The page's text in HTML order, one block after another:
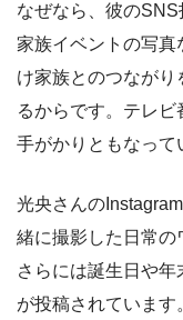
なぜなら、彼のSNS
家族イベントの写真
け家族とのつなが
るからです。テレ
手がかりともなって
光央さんの
緒に撮影した日常の
さらには誕生日や
が投稿されていま